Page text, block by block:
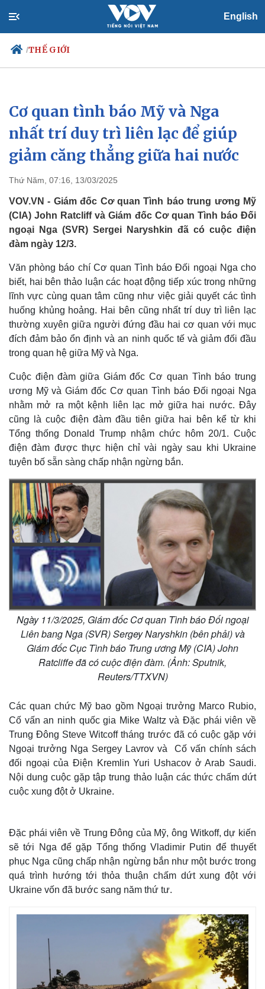
English
/THẾ GIỚI
Chính trị
Đảng
Tổ chức nhân sự
Quốc hội
Nhận diện sự thật
Xã hội
Tin 24h
Dự báo thời tiết
Giáo dục
Dấu ấn VOV
Quan sát
Multimedia
Video
Cơ quan tình báo Mỹ và Nga
nhất trí duy trì liên lạc để giúp
giảm căng thẳng giữa hai nước
Thứ Năm, 07:16, 13/03/2025
VOV.VN - Giám đốc Cơ quan Tình báo trung ương Mỹ
(CIA) John Ratcliff và Giám đốc Cơ quan Tình báo Đối
ngoại Nga (SVR) Sergei Naryshkin đã có cuộc điện
đàm ngày 12/3.
Văn phòng báo chí Cơ quan Tình báo Đối ngoại Nga cho
biết, hai bên thảo luận các hoạt động tiếp xúc trong những
lĩnh vực cùng quan tâm cũng như việc giải quyết các tình
huống khủng hoảng. Hai bên cũng nhất trí duy trì liên lạc
thường xuyên giữa người đứng đầu hai cơ quan với mục
đích đảm bảo ổn định và an ninh quốc tế và giảm đối đầu
trong quan hệ giữa Mỹ và Nga.
Cuộc điện đàm giữa Giám đốc Cơ quan Tình báo trung
ương Mỹ và Giám đốc Cơ quan Tình báo Đối ngoại Nga
nhằm mở ra một kệnh liên lạc mở giữa hai nước. Đây
cũng là cuộc điện đàm đầu tiên giữa hai bên kể từ khi
Tổng thống Donald Trump nhậm chức hôm 20/1. Cuộc
điện đàm được thực hiện chỉ vài ngày sau khi Ukraine
tuyên bố sẵn sàng chấp nhận ngừng bắn.
Ngày 11/3/2025, Giám đốc Cơ quan Tình báo Đối ngoại
Liên bang Nga (SVR) Sergey Naryshkin (bên phải) và
Giám đốc Cục Tình báo Trung ương Mỹ (CIA) John
Ratcliffe đã có cuộc điện đàm. (Ảnh: Sputnik,
Reuters/TTXVN)
Các quan chức Mỹ bao gồm Ngoại trưởng Marco Rubio,
Cố vấn an ninh quốc gia Mike Waltz và Đặc phái viên về
Trung Đông Steve Witcoff tháng trước đã có cuộc gặp với
Ngoại trưởng Nga Sergey Lavrov và Cố vấn chính sách
đối ngoại của Điện Kremlin Yuri Ushacov ở Arab Saudi.
Nội dung cuộc gặp tập trung thảo luận các thức chấm dứt
cuộc xung đột ở Ukraine.
Đặc phái viên về Trung Đông của Mỹ, ông Witkoff, dự kiến
sẽ tới Nga để gặp Tổng thống Vladimir Putin để thuyết
phục Nga cũng chấp nhận ngừng bắn như một bước trong
quá trình hướng tới thỏa thuận chấm dứt xung đột với
Ukraine vốn đã bước sang năm thứ tư.